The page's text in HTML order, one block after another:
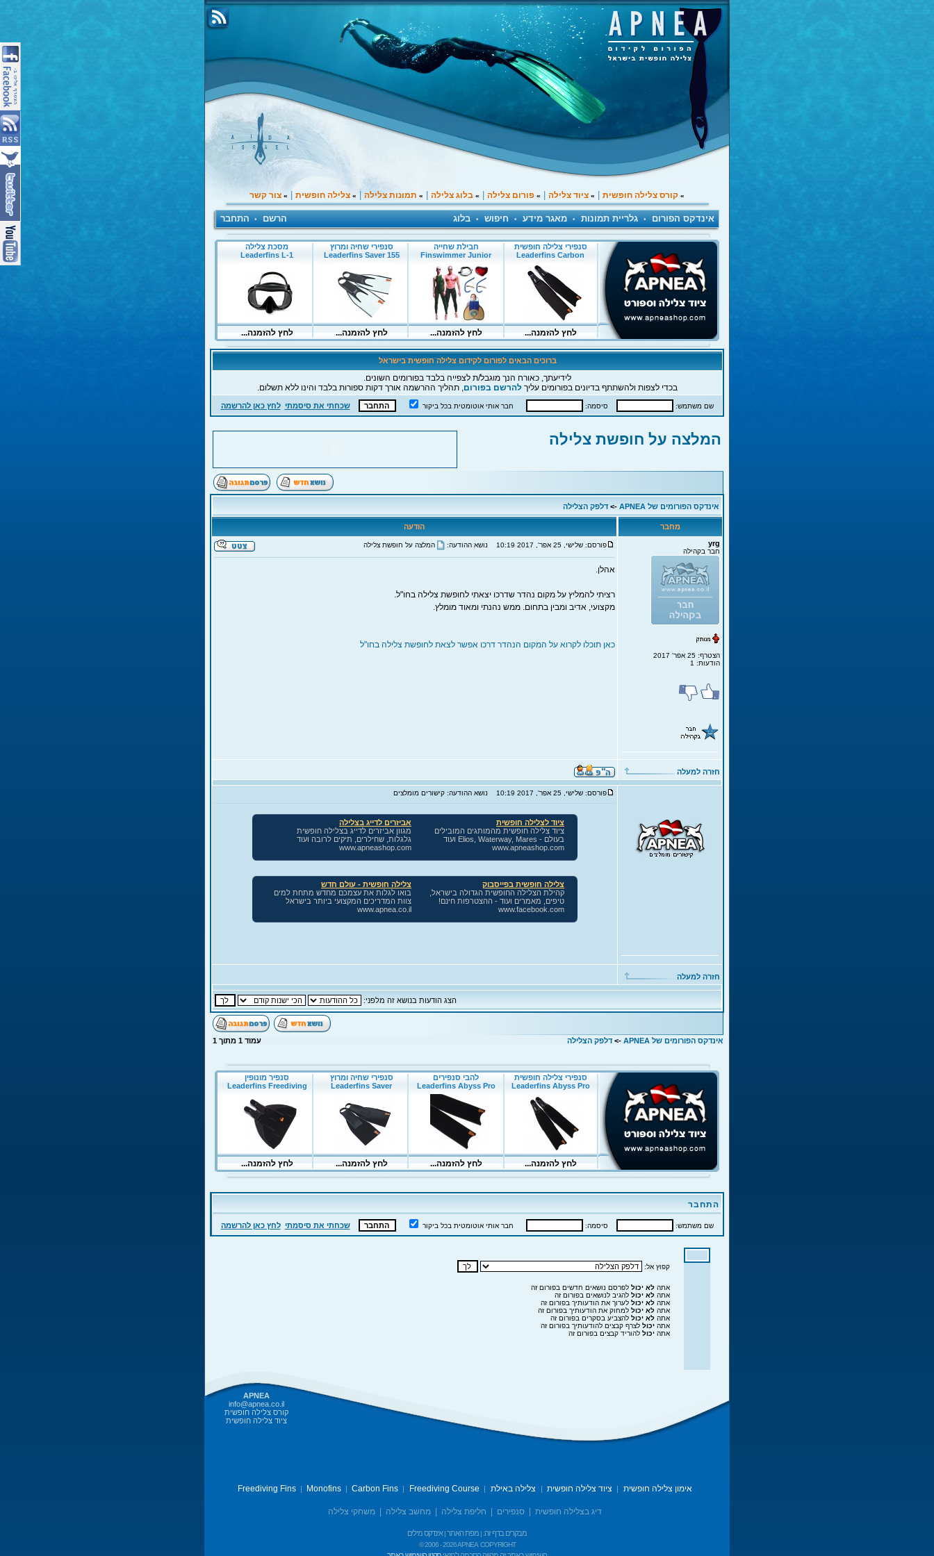
» קורס צלילה חופשית » ציוד צלילה » פורום צלילה » בלוג צלילה » תמונות צלילה » צלילה חופשית » צור קשר
אינדקס הפורום • גלריית תמונות • מאגר מידע • חיפוש • בלוג הרשם • התחבר
ברוכים הבאים לפורום לקידום צלילה חופשית בישראל
לידיעתך, כאורח הנך מוגבל/ת לצפייה בלבד בפורומים השונים.
בכדי לצפות ולהשתתף בדיונים בפורומים עליךלהרשם בפורום, תהליך ההרשמה אורך דקות ספורות בלבד והינו ללא תשלום.
שם משתמש: סיסמה: חבר אותי אוטומטית בכל ביקור שכחתי את סיסמתי לחץ כאן להרשמה
המלצה על חופשת צלילה
אינדקס הפורומים של APNEA ->דלפק הצלילה
מחבר
הודעה
yrg
חבר בקהילה
הצטרף: 25 אפר' 2017
הודעות: 1
פורסם: שלישי, 25 אפר', 2017 10:19 נושא ההודעה: המלצה על חופשת צלילה
אהלן.
רציתי להמליץ על מקום נהדר שדרכו יצאתי לחופשת צלילה בחו"ל.
מקצועי, אדיב ומבין בתחום. ממש נהנתי ומאוד מומלץ.
כאן תוכלו לקרוא על המקום הנהדר דרכו אפשר לצאת לחופשת צלילה בחו"ל
חזרה למעלה
פורסם: שלישי, 25 אפר', 2017 10:19 נושא ההודעה: קישורים מומלצים
חזרה למעלה
הצג הודעות בנושא זה מלפני:
אינדקס הפורומים של APNEA ->דלפק הצלילה עמוד 1 מתוך 1
התחבר
שם משתמש: סיסמה: חבר אותי אוטומטית בכל ביקור שכחתי את סיסמתי לחץ כאן להרשמה
קפוץ אל:
אתה לא יכול לפרסם נושאים חדשים בפורום זה
אתה לא יכול להגיב לנושאים בפורום זה
אתה לא יכול לערוך את הודעותיך בפורום זה
אתה לא יכול למחוק את הודעותיך בפורום זה
אתה לא יכול להצביע בסקרים בפורום זה
אתה יכול לצרף קבצים להודעותיך בפורום זה
אתה יכול להוריד קבצים בפורום זה
APNEA
info@apnea.co.il
קורס צלילה חופשית
ציוד צלילה חופשית
אימון צלילה חופשית | ציוד צלילה חופשית | צלילה באילת |
Freediving Fins| Monofins| Carbon Fins| Freediving Course
דיג בצלילה חופשית סנפירים חליפת צלילה מחשב צלילה משחקי צלילה
מבקרים בדף זה: | מפת האתר|אינדקס מילים
COPYRIGHT
© 2006 -2026 APNEA